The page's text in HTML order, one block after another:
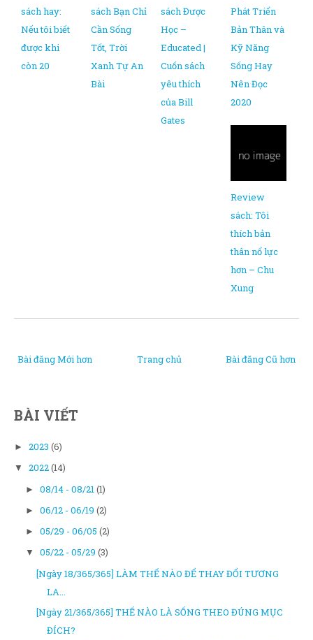
sách hay:
Nếu tôi biết
được khi
còn 20
sách Bạn Chỉ
Cần Sống
Tốt, Trời
Xanh Tự An
Bài
sách Được
Học –
Educated |
Cuốn sách
yêu thích
của Bill
Gates
Phát Triển
Bản Thân và
Kỹ Năng
Sống Hay
Nên Đọc
2020
Review
sách: Tôi
thích bản
thân nổ lực
hơn – Chu
Xung
Bài đăng Mới hơn Bài đăng Cũ hơn
Trang chủ
BÀI VIẾT
► 2023 (6)
▼ 2022(14)
► 08/14 - 08/21(1)
► 06/12 - 06/19 (2)
► 05/29 - 06/05 (2)
▼ 05/22 - 05/29 (3)
[Ngày 18/365/365] LÀM THẾ NÀO ĐỂ THAY ĐỔI TƯƠNG
LA...
[Ngày 21/365/365] THẾ NÀO LÀ SỐNG THEO ĐÚNG MỤC
ĐÍCH?